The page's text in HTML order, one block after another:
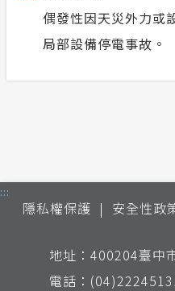
偶發性因天災外力或
局部設備停電事故。
:::
隱私權保護 安全性政
地址：400204臺中
電話：